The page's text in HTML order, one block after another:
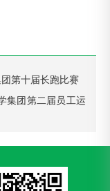
第十届长跑比赛
集团第二届员工运